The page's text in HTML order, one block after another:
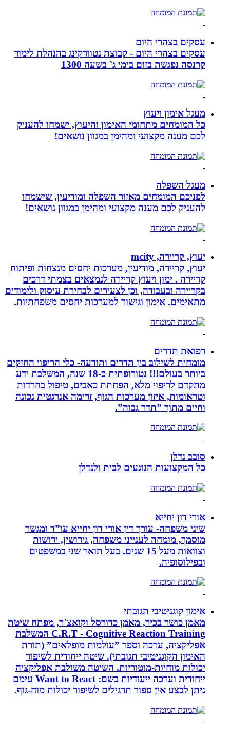
עסקים בצהרי היום
עסקים בצהרי היום - קבוצת נטוורקינג בהנהלת לימור
קרנסה נפגשת בזום בימי ג` בשעה 1300
מעגל אימון ויעוץ
כל המומחים מתחומי האימון והיעוץ, ישמחו להעניק
לכם מענה מקצועי ומהימן במגוון נושאים!
מעגל השפלה
לפניכם המומחים מאזור השפלה ומודיעין, שישמחו
להעניק לכם מענה מקצועי ומהימן במגוון נושאים!
יעוץ, קריירה, mcity
יעוץ, קריירה, מודיעין, מערכות יחסים מנצחות ופיתוח
קריירה . ימון ויעוץ קריירה לנמצאים בצמתי דרכים
בקריירה ובעבודה, וכן לצעירים לבחירת עיסוק ולימודים
מתאימים. אימון וגישור למערכות יחסים משפחתיות.
רפואת תדרים
מומחית לשילוב בין תדרים ותודעה- כלי הריפוי החזקים
ביותר בעולם!!! נטורופתית כ-18 שנה, המשלבת ידע
מתקדם לריפוי מלא, הפחתת כאבים, טיפול בחרדות
וטראומות, איזון מערכות הגוף, זרימה אנרגטית נכונה
וחיים מתוך ”תדר גבוה”.
סובב נדלן
כל המקצועות הנוגעים לבית ולנדלן
אורי דון יחייא
שיני משפחה- עורך דין אורי דון יחייא עו”ד ומגשר
מוסמך, מומחה לענייני משפחה, גירושין, ירושות
וצוואות מעל 15 שנים. בעל תואר שני במשפטים
ובפילוסופיה.
אימון קוגניטיבי תגובתי
מאמן כושר בכיר, מאמן כדורסל וקואצ`ר, מפתח שיטת
C.R.T - Cognitive Reaction Training המשלבת
אפליקציה, ערכה וספר ”עולמות מופלאים” (תורת
האימון הקוגניטיבי תגובתי). שיטה ייחודית לשיפור
יכולות מוחיות-מוטוריות. השיטה משולבת אפליקציה
ייחודית וערכה ייעודיות בשם: Want to React עימם
ניתן לבצע אין ספור תרגילים לשיפור יכולות מוח-גוף.